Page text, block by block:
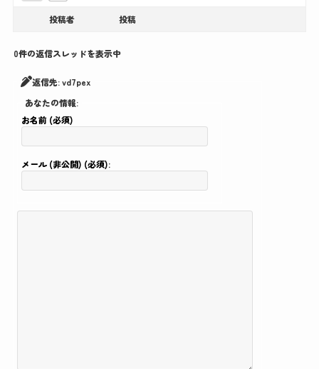
投稿者 投稿
0件の返信スレッドを表示中
返信先: vd7pex
あなたの情報:
お名前 (必須)
メール (非公開) (必須):